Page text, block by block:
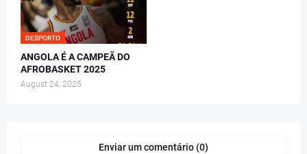
DESPORTO
ANGOLA É A CAMPEÃ DO
AFROBASKET 2025
August 24, 2025
Enviar um comentário (0)